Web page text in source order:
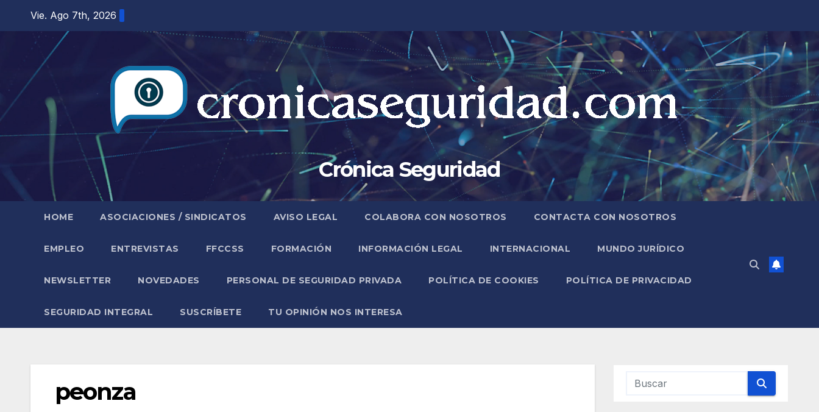
contenido
Vie. Ago 7th, 2026
Crónica Seguridad
HOME ASOCIACIONES / SINDICATOS AVISO LEGAL COLABORA CON NOSOTROS CONTACTA CON NOSOTROS
EMPLEO ENTREVISTAS FFCCSS FORMACIÓN INFORMACIÓN LEGAL INTERNACIONAL MUNDO JURÍDICO
NEWSLETTER NOVEDADES PERSONAL DE SEGURIDAD PRIVADA POLÍTICA DE COOKIES POLÍTICA DE PRIVACIDAD
SEGURIDAD INTEGRAL SUSCRÍBETE TU OPINIÓN NOS INTERESA
peonza